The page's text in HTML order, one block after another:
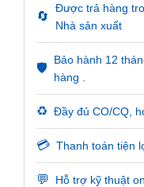
🔄
Được trả hàng
Nhà sản xuất
🛡️
Bảo hành 12
hàng .
♻️ Đầy đủ CO/CQ,
💳 Thanh toán tiện
💬 Hỗ trợ kỹ thuật